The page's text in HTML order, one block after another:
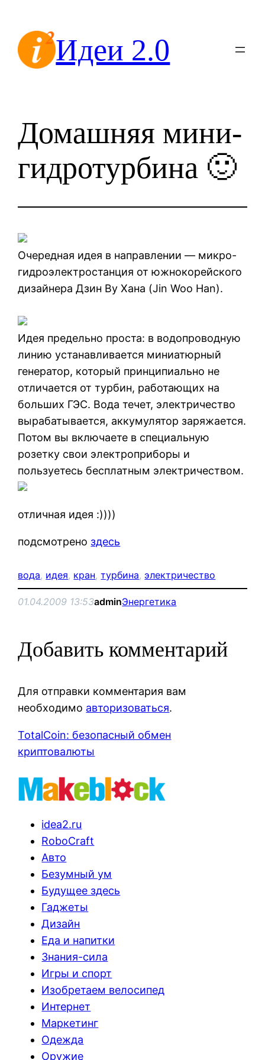
содержимомуИдеи 2.0
Домашняя мини-
гидротурбина 🙂
Очередная идея в направлении — микро-
гидроэлектростанция от южнокорейского
дизайнера Дзин Ву Хана (Jin Woo Han).
Идея предельно проста: в водопроводную
линию устанавливается миниатюрный
генератор, который принципиально не
отличается от турбин, работающих на
больших ГЭС. Вода течет, электричество
вырабатывается, аккумулятор заряжается.
Потом вы включаете в специальную
розетку свои электроприборы и
пользуетесь бесплатным электричеством.
отличная идея :))))
подсмотрено здесь
вода, идея, кран, турбина, электричество
01.04.2009 13:53adminЭнергетика
Добавить комментарий
Для отправки комментария вам
необходимо авторизоваться.
TotalCoin: безопасный обмен
криптовалюты
idea2.ru
RoboCraft
Авто
Безумный ум
Будущее здесь
Гаджеты
Дизайн
Еда и напитки
Знания-сила
Игры и спорт
Изобретаем велосипед
Интернет
Маркетинг
Одежда
Оружие